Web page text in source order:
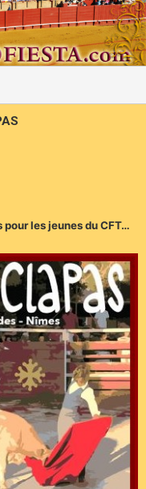
les jeunes du CFT…